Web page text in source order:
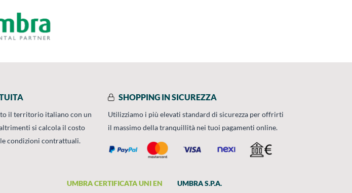
il territorio italiano con un
si calcola il costo
condizioni contrattuali.
SHOPPING IN SICUREZZA
Utilizziamo i più elevati standard di sicurezza per offrirti
il massimo della tranquillità nei tuoi pagamenti online.
UMBRA CERTIFICATA UNI EN
UMBRA S.P.A.